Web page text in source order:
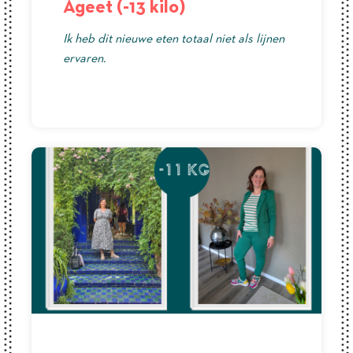
Ageet (-13 kilo)
Ik heb dit nieuwe eten totaal niet als lijnen
ervaren.